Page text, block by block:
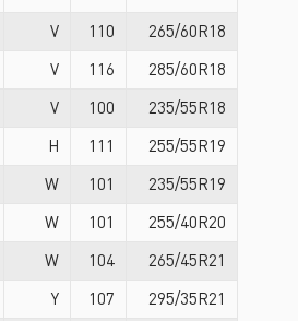
265/60R18
110
V
285/60R18
116
V
235/55R18
100
V
255/55R19
111
H
235/55R19
101
W
255/40R20
101
W
265/45R21
104
W
295/35R21
107
Y